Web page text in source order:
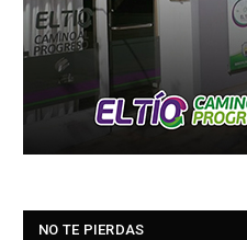
NO TE PIERDAS